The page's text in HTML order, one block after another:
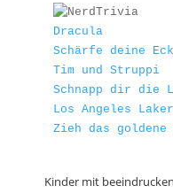
Dracula
Schärfe deine
Tim und Struppi
Schnapp dir die
Los Angeles
Zieh das
Kinder mit